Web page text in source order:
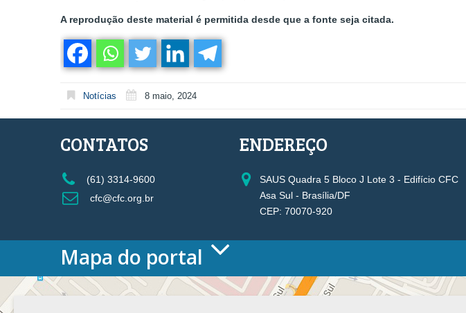
A reprodução deste material é permitida desde que a fonte seja citada.
Notícias 8 maio, 2024
CONTATOS
(61) 3314-9600
cfc@cfc.org.br
ENDEREÇO
SAUS Quadra 5 Bloco J Lote 3 - Edifício CFC
Asa Sul - Brasília/DF
CEP: 70070-920
Mapa do portal
HOME
O CONSELHO
VICE-PRESIDÊNCIAS
Administrativa